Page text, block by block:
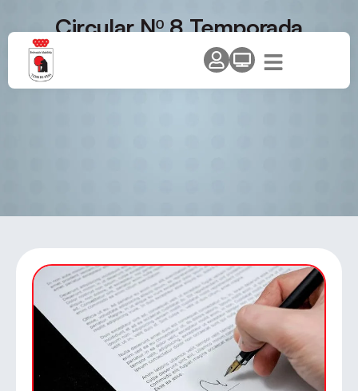
Circular Nº 8 Temporada
2013/14 – Jugadores Circuito
de Promoción